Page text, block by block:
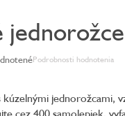
Podrobnosti hodnotenia
jednorožcami,
cez 400 samolepiek,